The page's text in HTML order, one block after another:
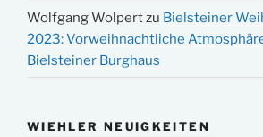
Wolfgang Wolpertzu Bielsteiner
2023: Vorweihnachtliche
Bielsteiner Burghaus
WIEHLER NEUIGKEITEN